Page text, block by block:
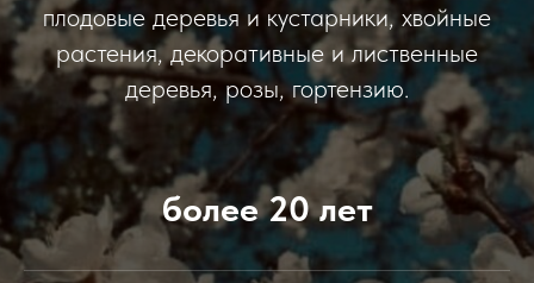
плодовые деревья и кустарники, хвойные
растения, декоративные и лиственные
деревья, розы, гортензию.
более 20 лет